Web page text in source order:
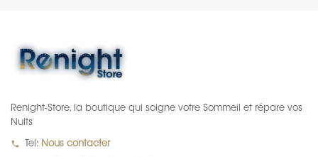
Renight-Store, la boutique qui soigne votre Sommeil et répare vos
Nuits
local_phone Tel: Nous contacter